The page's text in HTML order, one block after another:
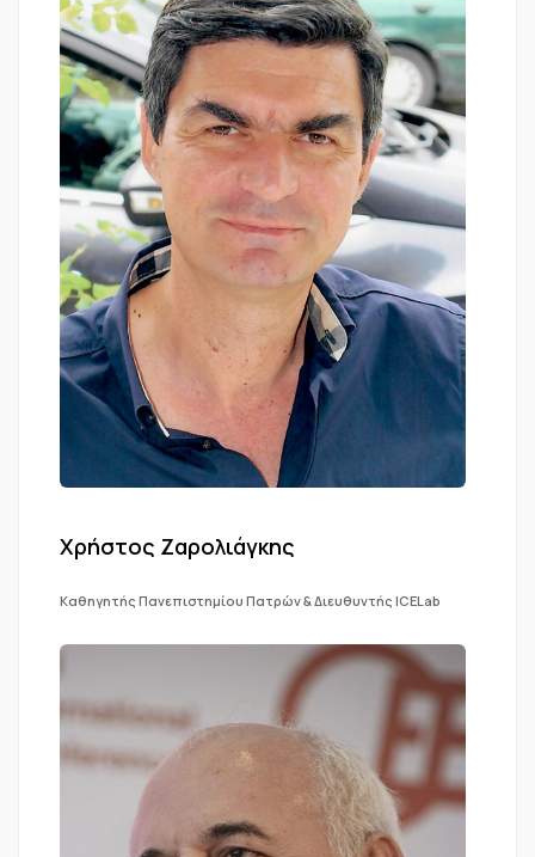
Χρήστος Ζαρολιάγκης
Καθηγητής Πανεπιστημίου Πατρών & Διευθυντής ICELab